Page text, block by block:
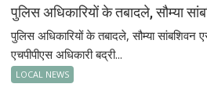
पुलिस अधिकारियों के तबादले, सौम्या
पुलिस अधिकारियों के तबादले, सौम्या सांबशिवन
एचपीपीएस अधिकारी बद्री...
LOCAL NEWS